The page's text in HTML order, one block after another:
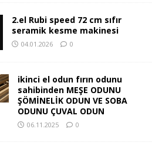
2.el Rubi speed 72 cm sıfır
seramik kesme makinesi
04.01.2026 0
ikinci el odun fırın odunu
sahibinden MEŞE ODUNU
ŞÖMİNELİK ODUN VE SOBA
ODUNU ÇUVAL ODUN
06.11.2025 0